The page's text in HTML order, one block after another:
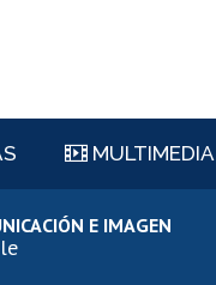
MULTIMEDIA
E IMAGEN